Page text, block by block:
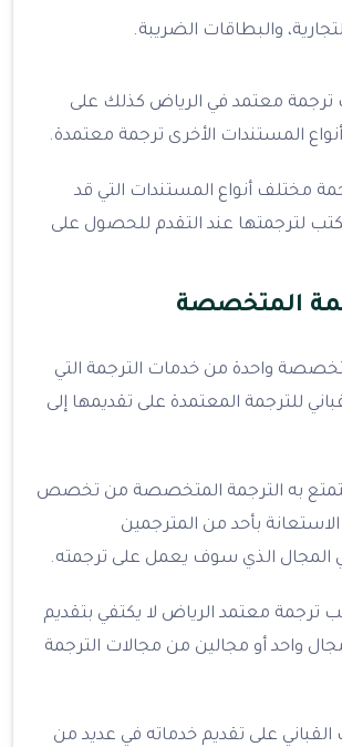
والبطاقات الضريبة.
معتمد في الرياض كذلك على
المستندات الأخرى ترجمة معتمدة.
مختلف أنواع المستندات التي قد
لترجمتها عند التقدم للحصول على
المتخصصة
واحدة من خدمات الترجمة التي
للترجمة المعتمدة على تقديمها إلى
به الترجمة المتخصصة من تخصص
بأحد من المترجمين
الذي سوف يعمل على ترجمته.
ترجمة معتمد الرياض لا يكتفي بتقديم
واحد أو مجالين من مجالات الترجمة
على تقديم خدماته في عديد من